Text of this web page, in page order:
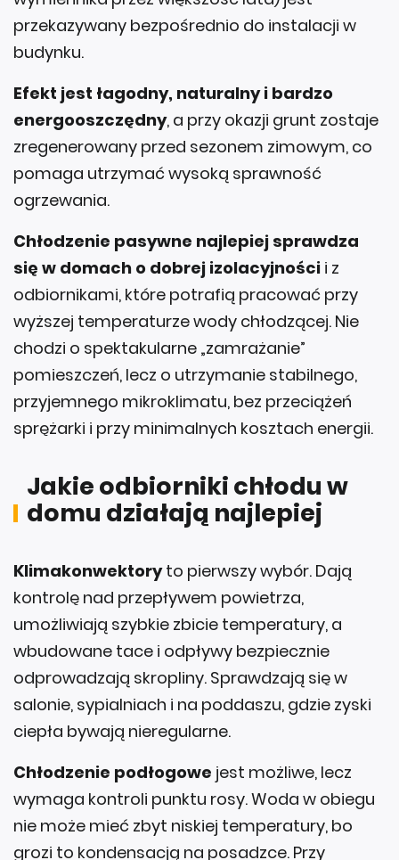
budynku.
Efekt jest łagodny, naturalny i bardzo
energooszczędny, a przy okazji grunt zostaje
zregenerowany przed sezonem zimowym, co
pomaga utrzymać wysoką sprawność
ogrzewania.
Chłodzenie pasywne najlepiej sprawdza
się w domach o dobrej izolacyjnościi z
odbiornikami, które potrafią pracować przy
wyższej temperaturze wody chłodzącej. Nie
chodzi o spektakularne „zamrażanie”
pomieszczeń, lecz o utrzymanie stabilnego,
przyjemnego mikroklimatu, bez przeciążeń
sprężarki i przy minimalnych kosztach energii.
domu działają najlepiej
kontrolę nad przepływem powietrza,
umożliwiają szybkie zbicie temperatury, a
wbudowane tace i odpływy bezpiecznie
odprowadzają skropliny. Sprawdzają się w
salonie, sypialniach i na poddaszu, gdzie zyski
ciepła bywają nieregularne.
Chłodzenie podłogowe jest możliwe, lecz
wymaga kontroli punktu rosy. Woda w obiegu
nie może mieć zbyt niskiej temperatury, bo
grozi to kondensacją na posadzce. Przy
właściwych nastawach uzyskasz miękki,